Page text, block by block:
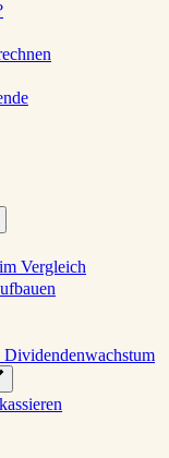
Vergleich